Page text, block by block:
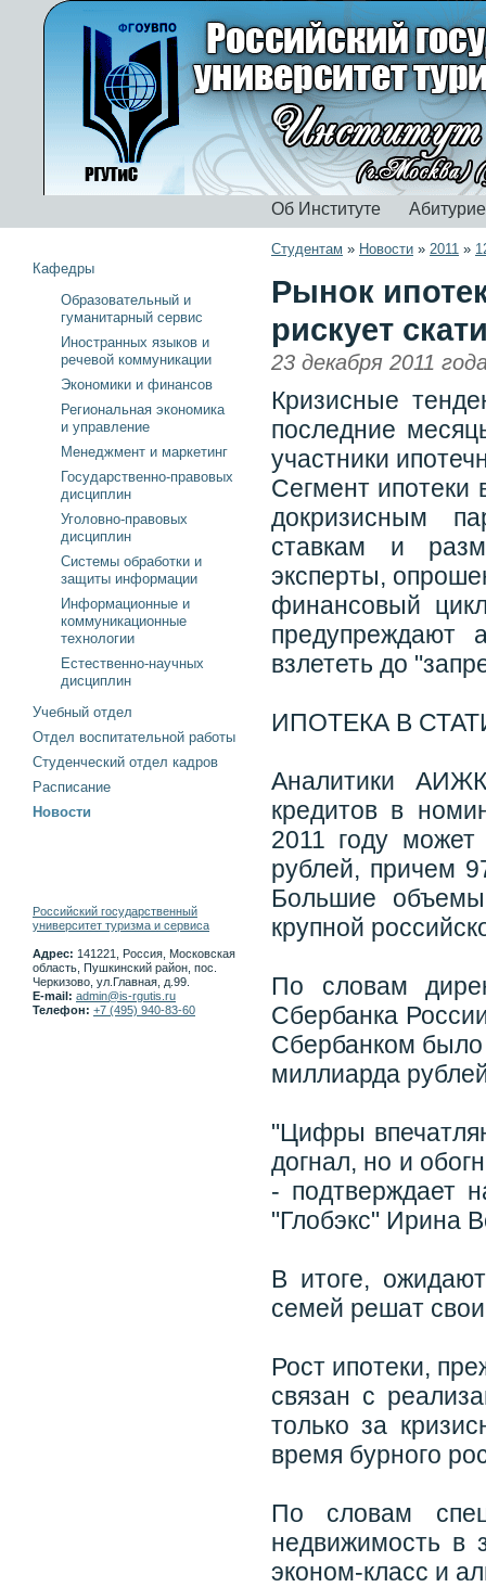
Об Институте
Студентам » Новости » 2011 »
Рынок
рискует
23 декабря 2011
Кризисные
последние
участники
Сегмент ипотеки
докризисным
ставкам и
эксперты,
финансовый
предупреждают
взлететь до
ИПОТЕКА В
Аналитики
кредитов в
2011 году
рублей, причем
Большие
крупной
По словам
Сбербанка
Сбербанком
миллиарда
"Цифры
догнал, но и
- подтверждает
"Глобэкс" Ирина
В итоге,
семей решат
Рост ипотеки,
связан с
только за
время бурного
По словам
недвижимость в
эконом-класс и
Кафедры
Образовательный и
гуманитарный сервис
Иностранных языков и
речевой коммуникации
Экономики и финансов
Региональная экономика
и управление
Менеджмент и маркетинг
Государственно-правовых
дисциплин
Уголовно-правовых
дисциплин
Системы обработки и
защиты информации
Информационные и
коммуникационные
технологии
Естественно-научных
дисциплин
Учебный отдел
Отдел воспитательной работы
Студенческий отдел кадров
Расписание
Новости
Российский государственный
университет туризма и сервиса
Адрес: 141221, Россия, Московская
область, Пушкинский район, пос.
Черкизово, ул.Главная, д.99.
E-mail: admin@is-rgutis.ru
Телефон: +7 (495) 940-83-60